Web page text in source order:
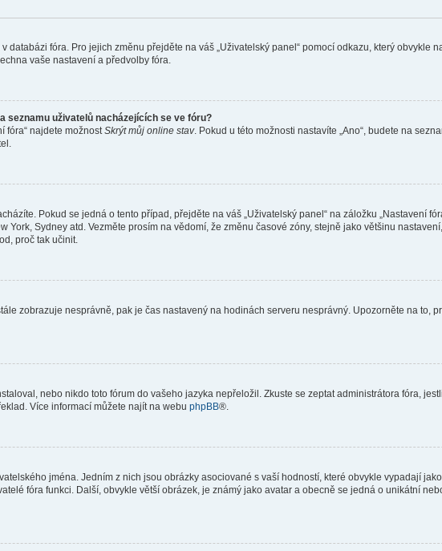
fóra. Pro jejich změnu přejděte na váš „Uživatelský panel“ pomocí odkazu, který obvykle
vaše nastavení a předvolby fóra.
seznamu uživatelů nacházejících se ve fóru?
fóra“ najdete možnost Skrýt můj online stav. Pokud u této možnosti nastavíte „Ano“, budete na
Pokud se jedná o tento případ, přejděte na váš „Uživatelský panel“ na záložku „Nastavení
Sydney atd. Vezměte prosím na vědomí, že změnu časové zóny, stejně jako většinu
proč tak učinit.
zobrazuje nesprávně, pak je čas nastavený na hodinách serveru nesprávný. Upozorněte na to,
nebo nikdo toto fórum do vašeho jazyka nepřeložil. Zkuste se zeptat administrátora fóra,
Více informací můžete najít na webu phpBB®.
jména. Jedním z nich jsou obrázky asociované s vaší hodností, které obvykle vypadají
fóra funkci. Další, obvykle větší obrázek, je známý jako avatar a obecně se jedná o unikátní